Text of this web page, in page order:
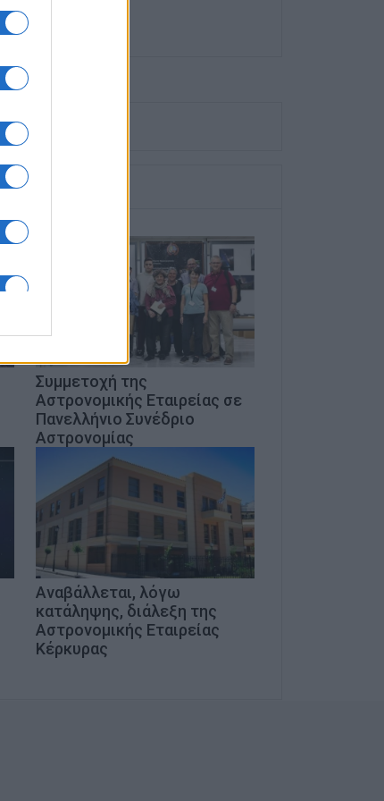
Συμμετοχή της
Αστρονομικής Εταιρείας σε
Πανελλήνιο Συνέδριο
Αστρονομίας
Αναβάλλεται, λόγω
κατάληψης, διάλεξη της
Αστρονομικής Εταιρείας
Κέρκυρας